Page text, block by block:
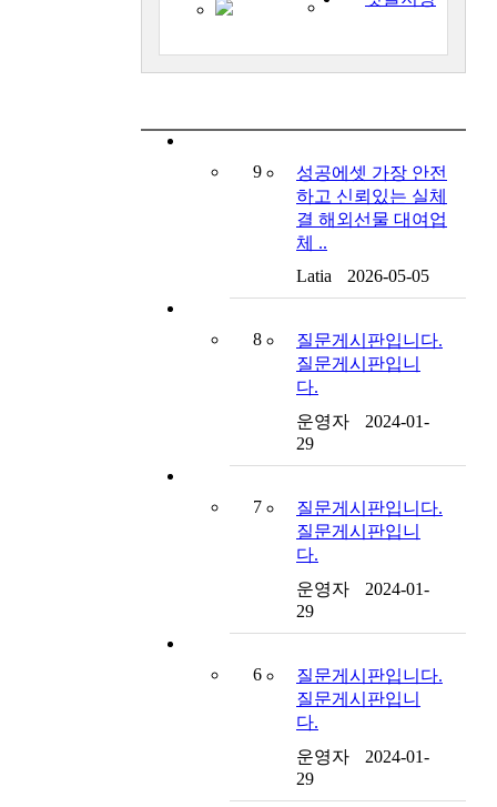
9
성공에셋 가장 안전
하고 신뢰있는 실체
결 해외선물 대여업
체 ..
Latia
2026-05-05
8
질문게시판입니다.
질문게시판입니
다.
운영자
2024-01-
29
7
질문게시판입니다.
질문게시판입니
다.
운영자
2024-01-
29
6
질문게시판입니다.
질문게시판입니
다.
운영자
2024-01-
29